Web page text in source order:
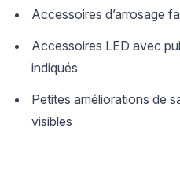
Accessoires d’arrosage
Accessoires LED avec
indiqués
Petites améliorations de
visibles